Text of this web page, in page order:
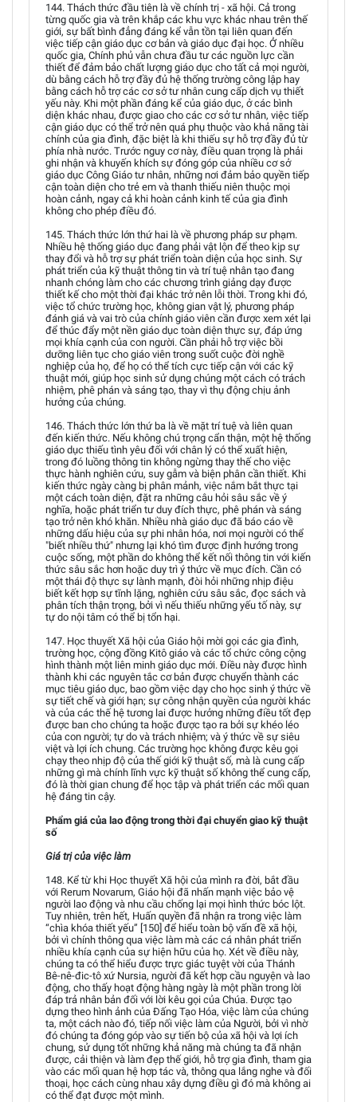
144. Thách thức đầu tiên là về chính trị - xã hội. Cả trong
từng quốc gia và trên khắp các khu vực khác nhau trên thế
giới, sự bất bình đẳng đáng kể vẫn tồn tại liên quan đến
việc tiếp cận giáo dục cơ bản và giáo dục đại học. Ở nhiều
quốc gia, Chính phủ vẫn chưa đầu tư các nguồn lực cần
thiết để đảm bảo chất lượng giáo dục cho tất cả mọi người,
dù bằng cách hỗ trợ đầy đủ hệ thống trường công lập hay
bằng cách hỗ trợ các cơ sở tư nhân cung cấp dịch vụ thiết
yếu này. Khi một phần đáng kể của giáo dục, ở các bình
diện khác nhau, được giao cho các cơ sở tư nhân, việc tiếp
cận giáo dục có thể trở nên quá phụ thuộc vào khả năng tài
chính của gia đình, đặc biệt là khi thiếu sự hỗ trợ đầy đủ từ
phía nhà nước. Trước nguy cơ này, điều quan trọng là phải
ghi nhận và khuyến khích sự đóng góp của nhiều cơ sở
giáo dục Công Giáo tư nhân, những nơi đảm bảo quyền tiếp
cận toàn diện cho trẻ em và thanh thiếu niên thuộc mọi
hoàn cảnh, ngay cả khi hoàn cảnh kinh tế của gia đình
không cho phép điều đó.
145. Thách thức lớn thứ hai là về phương pháp sư phạm.
Nhiều hệ thống giáo dục đang phải vật lộn để theo kịp sự
thay đổi và hỗ trợ sự phát triển toàn diện của học sinh. Sự
phát triển của kỹ thuật thông tin và trí tuệ nhân tạo đang
nhanh chóng làm cho các chương trình giảng dạy được
thiết kế cho một thời đại khác trở nên lỗi thời. Trong khi đó,
việc tổ chức trường học, không gian vật lý, phương pháp
đánh giá và vai trò của chính giáo viên cần được xem xét lại
để thúc đẩy một nền giáo dục toàn diện thực sự, đáp ứng
mọi khía cạnh của con người. Cần phải hỗ trợ việc bồi
dưỡng liên tục cho giáo viên trong suốt cuộc đời nghề
nghiệp của họ, để họ có thể tích cực tiếp cận với các kỹ
thuật mới, giúp học sinh sử dụng chúng một cách có trách
nhiệm, phê phán và sáng tạo, thay vì thụ động chịu ảnh
hưởng của chúng.
146. Thách thức lớn thứ ba là về mặt trí tuệ và liên quan
đến kiến thức. Nếu không chú trọng cẩn thận, một hệ thống
giáo dục thiếu tình yêu đối với chân lý có thể xuất hiện,
trong đó luồng thông tin không ngừng thay thế cho việc
thực hành nghiên cứu, suy gẫm và biện phân cần thiết. Khi
kiến thức ngày càng bị phân mảnh, việc nắm bắt thực tại
một cách toàn diện, đặt ra những câu hỏi sâu sắc về ý
nghĩa, hoặc phát triển tư duy đích thực, phê phán và sáng
tạo trở nên khó khăn. Nhiều nhà giáo dục đã báo cáo về
những dấu hiệu của sự phi nhân hóa, nơi mọi người có thể
"biết nhiều thứ" nhưng lại khó tìm được định hướng trong
cuộc sống, một phần do không thể kết nối thông tin với kiến
thức sâu sắc hơn hoặc duy trì ý thức về mục đích. Cần có
một thái độ thực sự lành mạnh, đòi hỏi những nhịp điệu
biết kết hợp sự tĩnh lặng, nghiên cứu sâu sắc, đọc sách và
phân tích thận trọng, bởi vì nếu thiếu những yếu tố này, sự
tự do nội tâm có thể bị tổn hại.
147. Học thuyết Xã hội của Giáo hội mời gọi các gia đình,
trường học, cộng đồng Kitô giáo và các tổ chức công cộng
hình thành một liên minh giáo dục mới. Điều này được hình
thành khi các nguyên tắc cơ bản được chuyển thành các
mục tiêu giáo dục, bao gồm việc dạy cho học sinh ý thức về
sự tiết chế và giới hạn; sự công nhận quyền của người khác
và của các thế hệ tương lai được hưởng những điều tốt đẹp
được ban cho chúng ta hoặc được tạo ra bởi sự khéo léo
của con người; tự do và trách nhiệm; và ý thức về sự siêu
việt và lợi ích chung. Các trường học không được kêu gọi
chạy theo nhịp độ của thế giới kỹ thuật số, mà là cung cấp
những gì mà chính lĩnh vực kỹ thuật số không thể cung cấp,
đó là thời gian chung để học tập và phát triển các mối quan
hệ đáng tin cậy.
Phẩm giá của lao động trong thời đại chuyển giao kỹ thuật
số
Giá trị của việc làm
148. Kể từ khi Học thuyết Xã hội của mình ra đời, bắt đầu
với Rerum Novarum, Giáo hội đã nhấn mạnh việc bảo vệ
người lao động và nhu cầu chống lại mọi hình thức bóc lột.
Tuy nhiên, trên hết, Huấn quyền đã nhận ra trong việc làm
“chìa khóa thiết yếu” [150] để hiểu toàn bộ vấn đề xã hội,
bởi vì chính thông qua việc làm mà các cá nhân phát triển
nhiều khía cạnh của sự hiện hữu của họ. Xét về điều này,
chúng ta có thể hiểu được trực giác tuyệt vời của Thánh
Bê-nê-đic-tô xứ Nursia, người đã kết hợp cầu nguyện và lao
động, cho thấy hoạt động hàng ngày là một phần trong lời
đáp trả nhân bản đối với lời kêu gọi của Chúa. Được tạo
dựng theo hình ảnh của Đấng Tạo Hóa, việc làm của chúng
ta, một cách nào đó, tiếp nối việc làm của Người, bởi vì nhờ
đó chúng ta đóng góp vào sự tiến bộ của xã hội và lợi ích
chung, sử dụng tốt những khả năng mà chúng ta đã nhận
được, cải thiện và làm đẹp thế giới, hỗ trợ gia đình, tham gia
vào các mối quan hệ hợp tác và, thông qua lắng nghe và đối
thoại, học cách cùng nhau xây dựng điều gì đó mà không ai
có thể đạt được một mình.